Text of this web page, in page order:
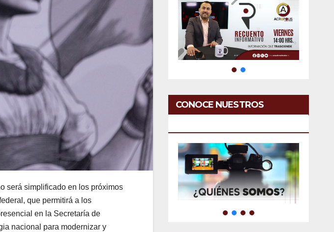
será simplificado en los próximos
que permitirá a los
en la Secretaría de
nacional para modernizar y
CONOCE NUESTROS